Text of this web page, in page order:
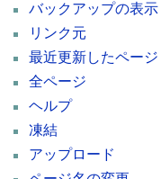
バックアップの表示
リンク元
最近更新したページ
全ページ
ヘルプ
凍結
アップロード